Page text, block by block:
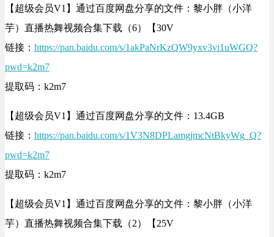
【超级会员V1】通过百度网盘分享的文件：黎小胖（小洋
芋）直播热舞视频合集下载（6）【30V
链接： https://pan.baidu.com/s/1akPaNrKzQW9yxv3vi1uWGQ?
pwd=k2m7
提取码：k2m7
【超级会员V1】通过百度网盘分享的文件：13.4GB
链接： https://pan.baidu.com/s/1V3N8DPLamgjmcNtBkyWg_Q?
pwd=k2m7
提取码：k2m7
【超级会员V1】通过百度网盘分享的文件：黎小胖（小洋
芋）直播热舞视频合集下载（2）【25V